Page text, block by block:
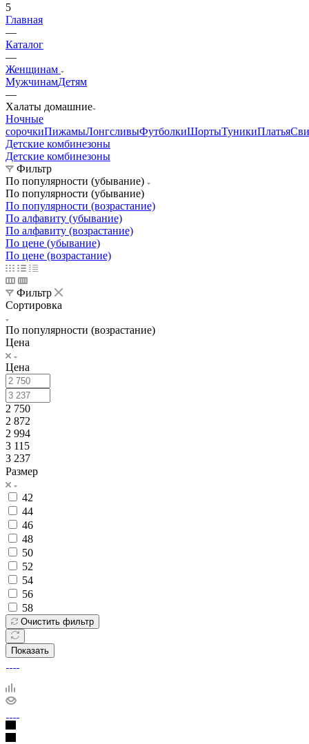
5
Главная
—
Каталог
—
Женщинам
МужчинамДетям
—
Халаты домашние
Ночные
сорочкиПижамыЛонгсливыФутболкиШортыТуникиПлатья
Детские комбинезоны
Детские комбинезоны
Фильтр
По популярности (убывание)
По популярности (убывание)
По популярности (возрастание)
По алфавиту (убывание)
По алфавиту (возрастание)
По цене (убывание)
По цене (возрастание)
Фильтр
Сортировка
По популярности (возрастание)
Цена
Цена
2 750
2 872
2 994
3 115
3 237
Размер
42
44
46
48
50
52
54
56
58
Очистить фильтр
Показать